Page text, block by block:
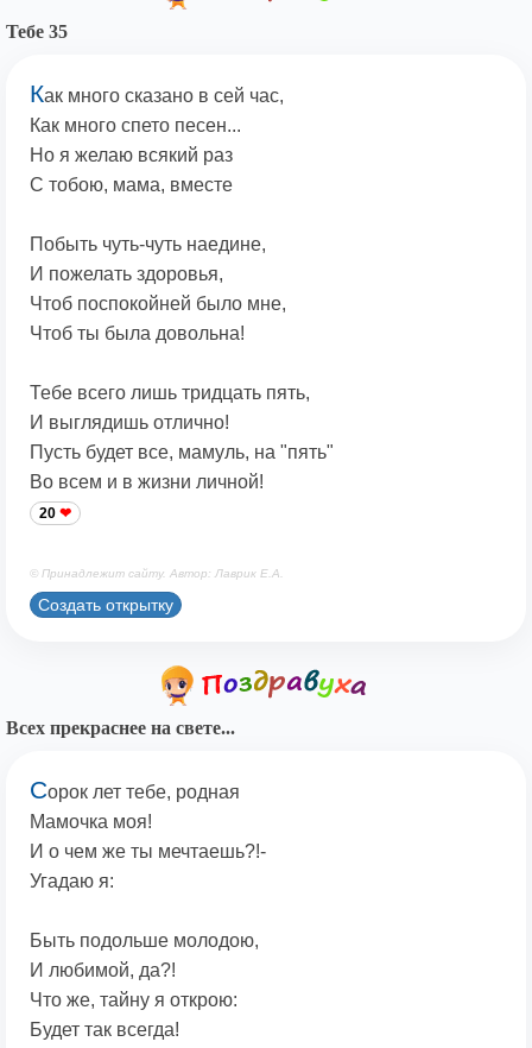
Тебе 35
Как много сказано в сей час,
Как много спето песен...
Но я желаю всякий раз
С тобою, мама, вместе
Побыть чуть-чуть наедине,
И пожелать здоровья,
Чтоб поспокойней было мне,
Чтоб ты была довольна!
Тебе всего лишь тридцать пять,
И выглядишь отлично!
Пусть будет все, мамуль, на "пять"
Во всем и в жизни личной!
20
© Принадлежит сайту. Автор: Лаврик Е.А.
Создать открытку
Всех прекраснее на свете...
Сорок лет тебе, родная
Мамочка моя!
И о чем же ты мечтаешь?!-
Угадаю я:
Быть подольше молодою,
И любимой, да?!
Что же, тайну я открою:
Будет так всегда!